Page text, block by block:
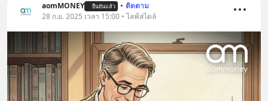
aomMONEY ยืนยันแล้ว • ติดตาม
28 ก.ย. 2025 เวลา 15:00 • ไลฟ์สไตล์